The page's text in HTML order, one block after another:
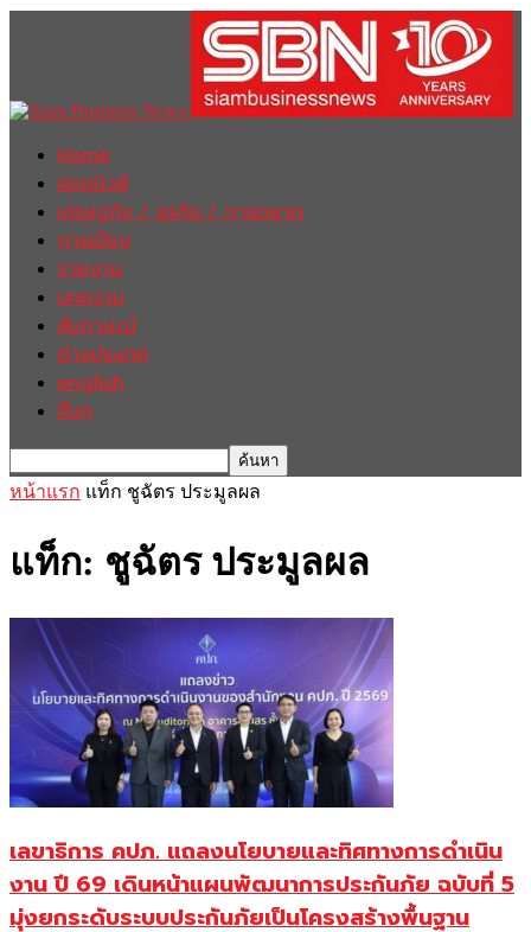
Home
ฮอตนิวส์
เศรษฐกิจ / ธุรกิจ / การตลาด
การเมือง
รายงาน
บทความ
สัมภาษณ์
ต่างประเทศ
english
อื่นๆ
หน้าแรก แท็ก ชูฉัตร ประมูลผล
แท็ก: ชูฉัตร ประมูลผล
เลขาธิการ คปภ. แถลงนโยบายและทิศทางการดำเนิน
งาน ปี 69 เดินหน้าแผนพัฒนาการประกันภัย ฉบับที่ 5
มุ่งยกระดับระบบประกันภัยเป็นโครงสร้างพื้นฐาน